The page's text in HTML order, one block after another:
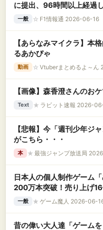
に提出、96時間以上経過
一般 ☆ F1情報通 2026-06-16
【あらなみマイクラ】本
るあかぴゃ
動画 ☆ Vtuberまとめるよ～ん
【画像】森香澄さんのお
Text ★ ラビット速報 2026-
【悲報】今「週刊少年ジ
がこちら・・・
本 ★ 最強ジャンプ放送局
日本人の個人制作ゲーム
200万本突破！売り上げ
一般 ★ ゲーム魔人 2026-06-
昔の偉い大人達「ゲーム